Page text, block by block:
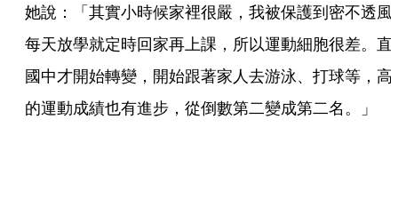
她說：「其實小時候家裡很嚴，我被保護到密不透風
每天放學就定時回家再上課，所以運動細胞很差。直
國中才開始轉變，開始跟著家人去游泳、打球等，高
的運動成績也有進步，從倒數第二變成第二名。」